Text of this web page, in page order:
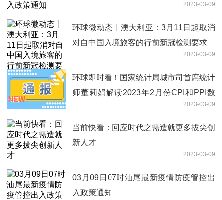
2023-03-09
环球微动态丨澳大利亚：3月11日起取消
对自中国入境旅客的行前新冠检测要求
2023-03-09
环球即时看！国家统计局城市司首席统计
师董莉娟解读2023年2月份CPI和PPI数
2023-03-09
当前快看：回应时代之需造就更多拔尖创
新人才
2023-03-09
03月09日07时汕尾最新疫情防疫管控出
入政策通知